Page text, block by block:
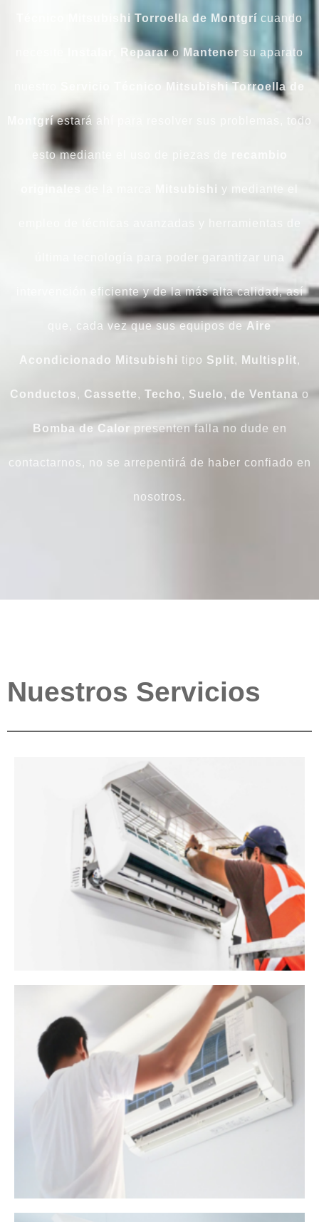
Técnico Mitsubishi Torroella de Montgrí cuando
Repararo Mantener su aparato
Servicio Técnico Mitsubishi Torroella de
Montgríestará ahí para resolver sus problemas, todo
esto mediante el uso de piezas de
Mitsubishi y mediante el
intervención eficiente y de la más alta calidad, así
que, cada vez que sus equipos de Aire
Acondicionado Mitsubishi tipo Split, Multisplit,
Conductos , Cassette, Techo, Suelo, de Ventana o
Bomba de Calor presenten falla no dude en
contactarnos, no se arrepentirá de haber confiado en
nosotros.
Nuestros Servicios